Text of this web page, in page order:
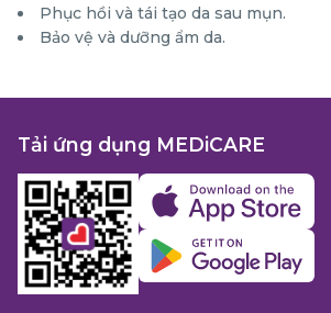
Phục hồi và tái tạo da sau mụn.
Bảo vệ và dưỡng ẩm da.
Tải ứng dụng MEDiCARE